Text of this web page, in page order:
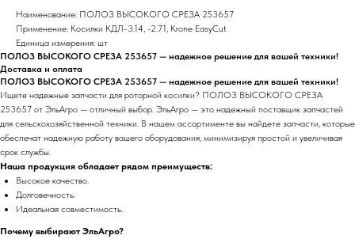
Наименование: ПОЛОЗ ВЫСОКОГО СРЕЗА 253657
Применение: Косилки КДЛ-3.14, -2.71, Krone EasyCut
Единица измерения: шт
ПОЛОЗ ВЫСОКОГО СРЕЗА 253657 — надежное решение для вашей техники!
Доставка и оплата
ПОЛОЗ ВЫСОКОГО СРЕЗА 253657 — надежное решение для вашей техники!
Ищете надежные запчасти для роторной косилки? ПОЛОЗ ВЫСОКОГО СРЕЗА
253657 от ЭльАгро — отличный выбор. ЭльАгро — это надежный поставщик запчастей
для сельскохозяйственной техники. В нашем ассортименте вы найдете запчасти, которые
обеспечат надежную работу вашего оборудования, минимизируя простой и увеличивая
срок службы.
Наша продукция обладает рядом преимуществ:
Высокое качество.
Долговечность.
Идеальная совместимость.
Почему выбирают ЭльАгро?